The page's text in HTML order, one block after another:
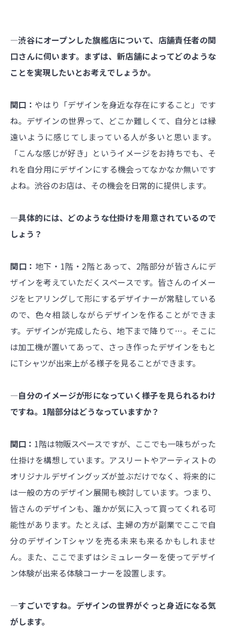
―渋谷にオープンした旗艦店について、店舗責任者の関
口さんに伺います。まずは、新店舗によってどのような
ことを実現したいとお考えでしょうか。
関口： やはり「デザインを身近な存在にすること」です
ね。デザインの世界って、どこか難しくて、自分とは縁
遠いように感じてしまっている人が多いと思います。
「こんな感じが好き」というイメージをお持ちでも、そ
れを自分用にデザインにする機会ってなかなか無いです
よね。渋谷のお店は、その機会を日常的に提供します。
―具体的には、どのような仕掛けを用意されているので
しょう？
関口： 地下・1階・2階とあって、2階部分が皆さんにデ
ザインを考えていただくスペースです。皆さんのイメー
ジをヒアリングして形にするデザイナーが常駐している
ので、色々相談しながらデザインを作ることができま
す。デザインが完成したら、地下まで降りて…。そこに
は加工機が置いてあって、さっき作ったデザインをもと
にTシャツが出来上がる様子を見ることができます。
―自分のイメージが形になっていく様子を見られるわけ
ですね。1階部分はどうなっていますか？
関口： 1階は物販スペースですが、ここでも一味ちがった
仕掛けを構想しています。アスリートやアーティストの
オリジナルデザイングッズが並ぶだけでなく、将来的に
は一般の方のデザイン展開も検討しています。つまり、
皆さんのデザインも、誰かが気に入って買ってくれる可
能性があります。たとえば、主婦の方が副業でここで自
分のデザインTシャツを売る未来も来るかもしれませ
ん。また、ここでまずはシミュレーターを使ってデザイ
ン体験が出来る体験コーナーを設置します。
―すごいですね。デザインの世界がぐっと身近になる気
がします。